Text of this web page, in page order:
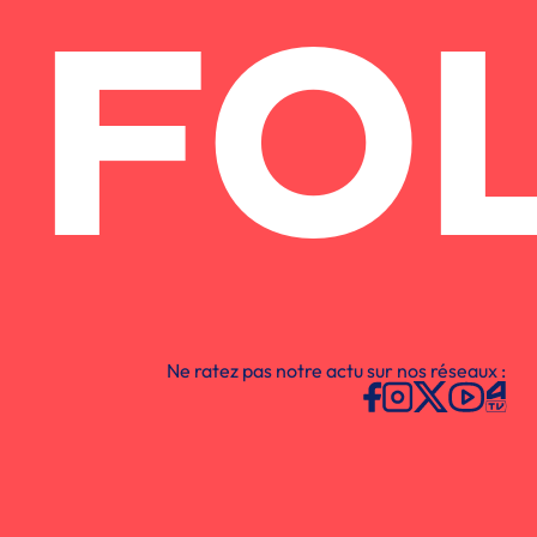
Ne ratez pas notre actu sur nos réseaux :